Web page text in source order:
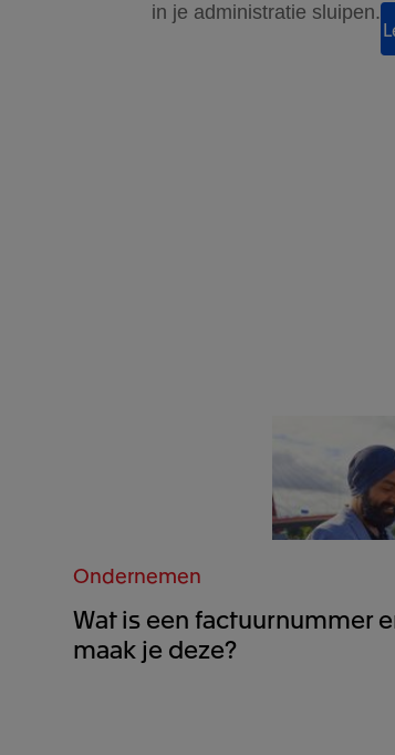
in je administratie sluipen.
Ondernemen
Wat is een factuurnummer
maak je deze?